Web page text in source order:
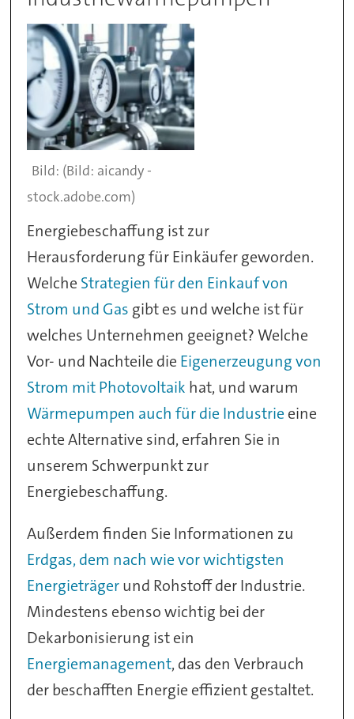
(Bild: aicandy -
stock.adobe.com)
Energiebeschaffung ist zur
Herausforderung für Einkäufer geworden.
Welche Strategien für den Einkauf von
Strom und Gas gibt es und welche ist für
welches Unternehmen geeignet? Welche
Vor- und Nachteile die Eigenerzeugung von
Strom mit Photovoltaik hat, und warum
Wärmepumpen auch für die Industrie eine
echte Alternative sind, erfahren Sie in
unserem Schwerpunkt zur
Energiebeschaffung.
Außerdem finden Sie Informationen zu
Erdgas, dem nach wie vor wichtigsten
Energieträgerund Rohstoff der Industrie.
Mindestens ebenso wichtig bei der
Dekarbonisierung ist ein
Energiemanagement, das den Verbrauch
der beschafften Energie effizient gestaltet.